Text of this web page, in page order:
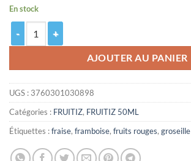
En stock
AJOUTER AU PANIER
UGS : 3760301030898
Catégories : FRUITIZ, FRUITIZ 50ML
Étiquettes :fraise, framboise, fruits rouges, groseille